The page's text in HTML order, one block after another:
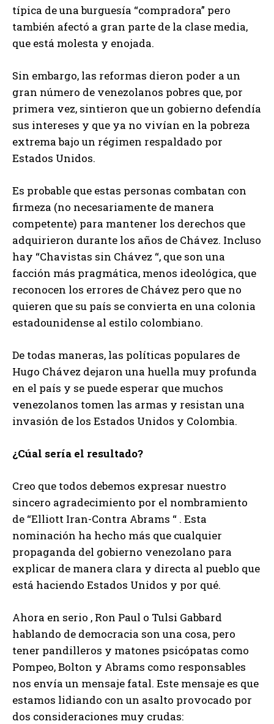
típica de una burguesía “compradora” pero
también afectó a gran parte de la clase media,
que está molesta y enojada.
Sin embargo, las reformas dieron poder a un
gran número de venezolanos pobres que, por
primera vez, sintieron que un gobierno defendía
sus intereses y que ya no vivían en la pobreza
extrema bajo un régimen respaldado por
Estados Unidos.
Es probable que estas personas combatan con
firmeza (no necesariamente de manera
competente) para mantener los derechos que
adquirieron durante los años de Chávez. Incluso
hay “Chavistas sin Chávez “, que son una
facción más pragmática, menos ideológica, que
reconocen los errores de Chávez pero que no
quieren que su país se convierta en una colonia
estadounidense al estilo colombiano.
De todas maneras, las políticas populares de
Hugo Chávez dejaron una huella muy profunda
en el país y se puede esperar que muchos
venezolanos tomen las armas y resistan una
invasión de los Estados Unidos y Colombia.
¿Cúal sería el resultado?
Creo que todos debemos expresar nuestro
sincero agradecimiento por el nombramiento
de “Elliott Iran-Contra Abrams “ . Esta
nominación ha hecho más que cualquier
propaganda del gobierno venezolano para
explicar de manera clara y directa al pueblo que
está haciendo Estados Unidos y por qué.
Ahora en serio , Ron Paul o Tulsi Gabbard
hablando de democracia son una cosa, pero
tener pandilleros y matones psicópatas como
Pompeo, Bolton y Abrams como responsables
nos envía un mensaje fatal. Este mensaje es que
estamos lidiando con un asalto provocado por
dos consideraciones muy crudas: